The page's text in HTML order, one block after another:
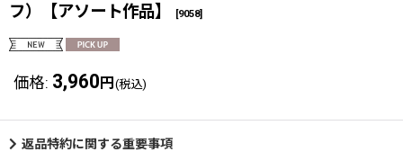
フ）【アソート作品】
[9058]
価格: 3,960 円 (税込)
返品特約に関する重要事項